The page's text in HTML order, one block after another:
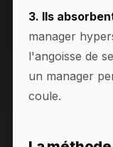
3. Ils
manager
l'angoisse de
un manager
coule.